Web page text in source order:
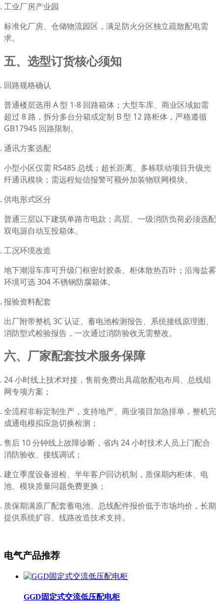
工业厂房产业园
标准化厂房、仓储物流园区，满足防火分区独立疏散配电需
求。
五、选型订货核心须知
回路规格确认
普通楼层选用 A 型 1-8 回路箱体；大型车库、商业区域如需
超过 8 路，拆分多台分箱或定制 B 型 12 路柜体，严格遵循
GB17945 回路限制。
通讯方案选配
小型小区仅需 RS485 总线；超长距离、多栋联动项目升级光
纤通讯模块；需远程短信报警可额外加装物联网模块。
供电形式区分
普通三层以下建筑单路市电款；高层、一级消防负荷必须选配
双电源自动互投箱体。
工况环境改造
地下潮湿车库可升级门框密封胶条、柜体散热百叶；沿海盐雾
环境可选 304 不锈钢防腐箱体。
报验资料配套
出厂附带整机 3C 认证、蓄电池检测报告、系统接线原理图、
消防型式检验报告，一次通过消防验收无需整改。
六、厂家配套技术服务保障
24 小时线上技术对接，售前免费出具疏散配电布局、总线组
网专项方案；
全流程非标定制生产，支持地产、商业项目加急排单，整机完
成通电模拟应急切换检测；
售后 10 分钟线上故障诊断，省内 24 小时技术人员上门配合
消防验收、接线调试；
建立季度设备巡检、半年客户回访机制，质保期内柜体、电
池、模块质量问题免费更换；
质保期满原厂配套蓄电池、总线配件报价低于市场均价，长期
提供系统扩容、线路改造技术支持。
电气产品推荐
GGD固定式交流低压配电柜